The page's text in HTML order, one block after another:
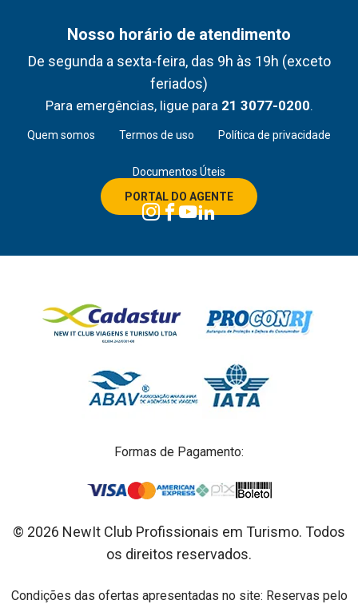
Nosso horário de atendimento
De segunda a sexta-feira, das 9h às 19h (exceto
feriados)
Para emergências, ligue para 21 3077-0200.
Quem somos Termos de uso Política de privacidade
Documentos Úteis
PORTAL DO AGENTE
Formas de Pagamento:
© 2026 NewIt Club Profissionais em Turismo. Todos
os direitos reservados.
Condições das ofertas apresentadas no site: Reservas pelo